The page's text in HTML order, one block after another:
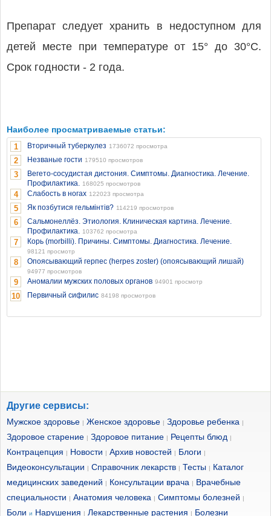
Препарат следует хранить в недоступном для
детей месте при температуре от 15° до 30°С.
Срок годности - 2 года.
Наиболее просматриваемые статьи:
1 Вторичный туберкулез 1736072 просмотра
2 Незваные гости 179510 просмотров
3
Вегето-сосудистая дистония. Симптомы. Диагностика. Лечение.
Профилактика. 168025 просмотров
4 Слабость в ногах 122023 просмотра
5 Як позбутися гельмінтів? 114219 просмотров
6
Сальмонеллёз. Этиология. Клиническая картина. Лечение.
Профилактика. 103762 просмотра
7 Корь (morbilli). Причины. Симптомы. Диагностика. Лечение.
98121 просмотр
8 Опоясывающий герпес (herpes zoster) (опоясывающий лишай)
94977 просмотров
9 Аномалии мужских половых органов 94901 просмотр
10 Первичный сифилис 84198 просмотров
Другие сервисы:
Мужское здоровье | Женское здоровье | Здоровье ребенка |
Здоровое старение | Здоровое питание | Рецепты блюд |
Контрацепция | Новости | Архив новостей | Блоги |
Видеоконсультации | Справочник лекарств | Тесты | Каталог
медицинских заведений | Консультации врача | Врачебные
специальности | Анатомия человека | Симптомы болезней |
Боли и Нарушения | Лекарственные растения | Болезни